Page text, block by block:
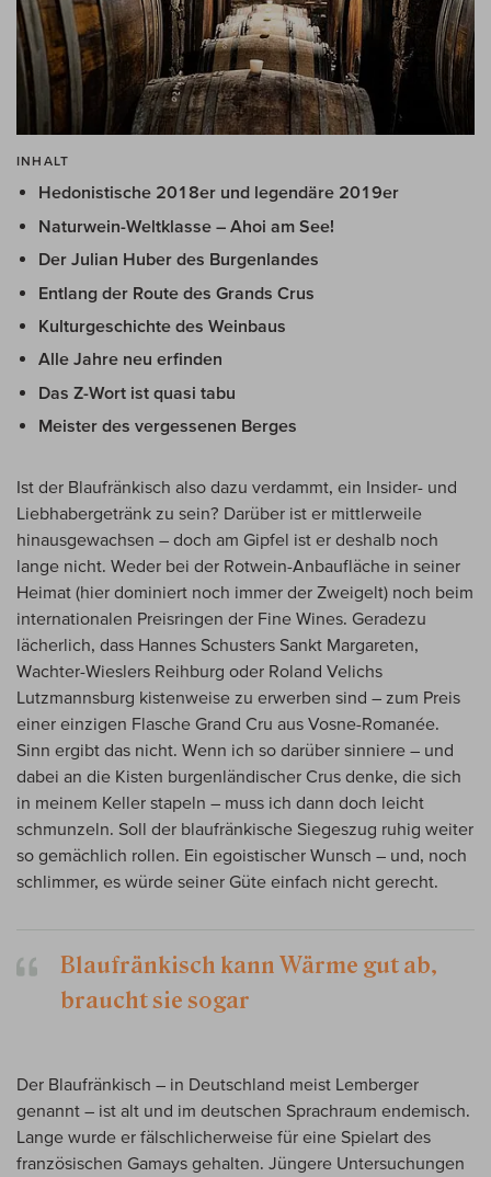
INHALT
Hedonistische 2018er und legendäre 2019er
Naturwein-Weltklasse – Ahoi am See!
Der Julian Huber des Burgenlandes
Entlang der Route des Grands Crus
Kulturgeschichte des Weinbaus
Alle Jahre neu erfinden
Das Z-Wort ist quasi tabu
Meister des vergessenen Berges
Ist der Blaufränkisch also dazu verdammt, ein Insider- und
Liebhabergetränk zu sein? Darüber ist er mittlerweile
hinausgewachsen – doch am Gipfel ist er deshalb noch
lange nicht. Weder bei der Rotwein-Anbaufläche in seiner
Heimat (hier dominiert noch immer der Zweigelt) noch beim
internationalen Preisringen der Fine Wines. Geradezu
lächerlich, dass Hannes Schusters Sankt Margareten,
Wachter-Wieslers Reihburg oder Roland Velichs
Lutzmannsburg kistenweise zu erwerben sind – zum Preis
einer einzigen Flasche Grand Cru aus Vosne-Romanée.
Sinn ergibt das nicht. Wenn ich so darüber sinniere – und
dabei an die Kisten burgenländischer Crus denke, die sich
in meinem Keller stapeln – muss ich dann doch leicht
schmunzeln. Soll der blaufränkische Siegeszug ruhig weiter
so gemächlich rollen. Ein egoistischer Wunsch – und, noch
schlimmer, es würde seiner Güte einfach nicht gerecht.
Blaufränkisch kann Wärme gut ab,
braucht sie sogar
Der Blaufränkisch – in Deutschland meist Lemberger
genannt – ist alt und im deutschen Sprachraum endemisch.
Lange wurde er fälschlicherweise für eine Spielart des
französischen Gamays gehalten. Jüngere Untersuchungen